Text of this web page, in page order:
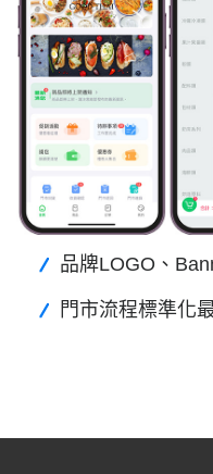
品牌LOGO、
門市流程標準化